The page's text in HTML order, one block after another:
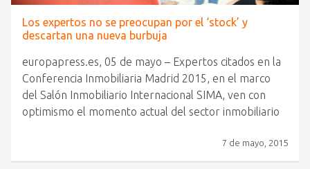
Los expertos no se preocupan por el ‘stock’ y
descartan una nueva burbuja
europapress.es, 05 de mayo – Expertos citados en la
Conferencia Inmobiliaria Madrid 2015, en el marco
del Salón Inmobiliario Internacional SIMA, ven con
optimismo el momento actual del sector inmobiliario
7 de mayo, 2015